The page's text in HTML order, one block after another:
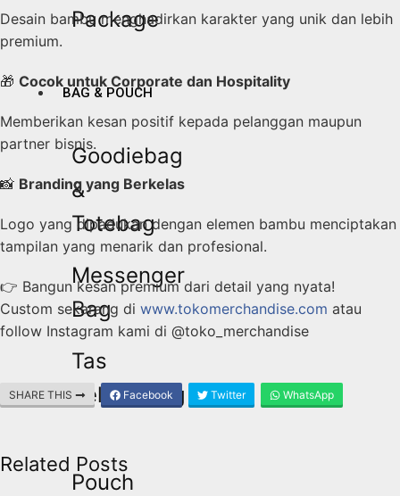
Package
BAG & POUCH
Goodiebag
&
Totebag
Messenger
Bag
Tas
Selempang
Pouch
Desain bambu menghadirkan karakter yang unik dan lebih
premium.
🎁 Cocok untuk Corporate dan Hospitality
Memberikan kesan positif kepada pelanggan maupun
partner bisnis.
📸 Branding yang Berkelas
Logo yang dipadukan dengan elemen bambu menciptakan
tampilan yang menarik dan profesional.
👉 Bangun kesan premium dari detail yang nyata!
Custom sekarang di www.tokomerchandise.com atau
follow Instagram kami di @toko_merchandise
SHARE THIS Facebook Twitter WhatsApp
Related Posts